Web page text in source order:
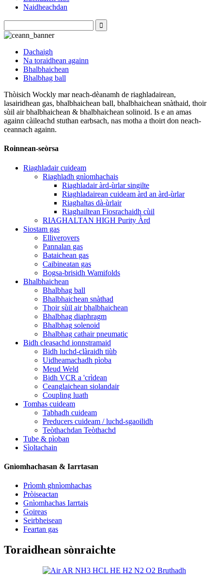
Naidheachdan
Dachaigh
Na toraidhean againn
Bhalbhaichean
Bhalbhag ball
Thòisich Wockly mar neach-dèanamh de riaghladairean,
lasairidhean gas, bhalbhaichean ball, bhalbhaichean snàthaid, thoir
sùil air bhalbhaichean & bhalbhaichean solinoid. Is e an amas
againn càileachd stuthan earbsach, nas motha a thoirt don neach-
ceannach againn.
Roinnean-seòrsa
Riaghladair cuideam
Riaghladh gnìomhachais
Riaghladair àrd-ùrlar singilte
Riaghladairean cuideam àrd an àrd-ùrlar
Riaghaltas dà-ùrlair
Riaghailtean Fiosrachaidh cùil
RIAGHALTAN HIGH Purity Àrd
Siostam gas
Elliverovers
Pannalan gas
Bataichean gas
Caibineatan gas
Bogsa-brisidh Wamifolds
Bhalbhaichean
Bhalbhag ball
Bhalbhaichean snàthad
Thoir sùil air bhalbhaichean
Bhalbhag diaphragm
Bhalbhag solenoid
Bhalbhag cathair pneumatic
Bidh cleasachd ionnstramaid
Bidh luchd-clàraidh tiùb
Uidheamachadh pìoba
Meud Weld
Bidh VCR a 'crìdean
Ceanglaichean siolandair
Coupling luath
Tomhas cuideam
Tabhadh cuideam
Preducers cuideam / luchd-sgaoilidh
Teòthachdan Teòthachd
Tube & pìoban
Sìoltachain
Gnìomhachasan & Iarrtasan
Prìomh ghnìomhachas
Pròiseactan
Gnìomhachas Iarrtais
Goireas
Seirbheisean
Feartan gas
Toraidhean sònraichte